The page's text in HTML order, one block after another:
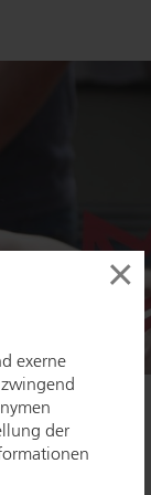
exerne
der
×
für Einbrecher. In
zeigt ein
zu scheinbar